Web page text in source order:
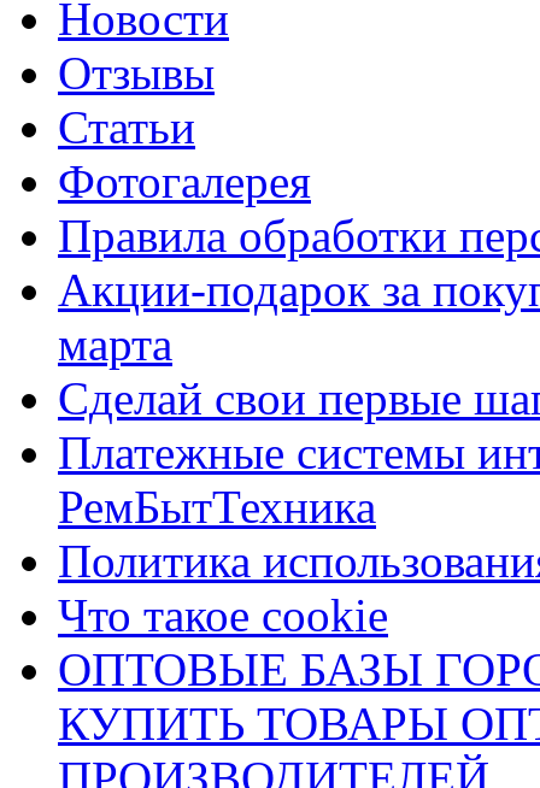
Новости
Отзывы
Статьи
Фотогалерея
Правила обработки
Акции-подарок за
марта
Сделай свои первые
Платежные системы
РемБытТехника
Политика
Что такое cookie
ОПТОВЫЕ БАЗЫ
КУПИТЬ ТОВАРЫ